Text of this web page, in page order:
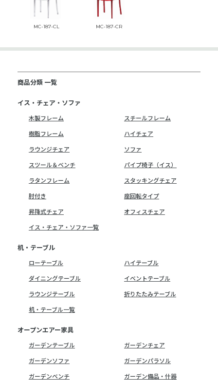
MC-187-CL MC-187-CR
商品分類 一覧
イス・チェア・ソファ
木製フレーム
スチールフレーム
樹脂フレーム
ハイチェア
ラウンジチェア
ソファ
スツール＆ベンチ
パイプ椅子（イス）
ラタンフレーム
スタッキングチェア
肘付き
座回転タイプ
昇降式チェア
オフィスチェア
イス・チェア・ソファ一覧
机・テーブル
ローテーブル
ハイテーブル
ダイニングテーブル
イベントテーブル
ラウンジテーブル
折りたたみテーブル
机・テーブル一覧
オープンエアー家具
ガーデンテーブル
ガーデンチェア
ガーデンソファ
ガーデンパラソル
ガーデンベンチ
ガーデン備品・什器